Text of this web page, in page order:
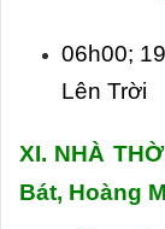
06h00;
Lên Trời
XI. NHÀ
Bát, Hoàng